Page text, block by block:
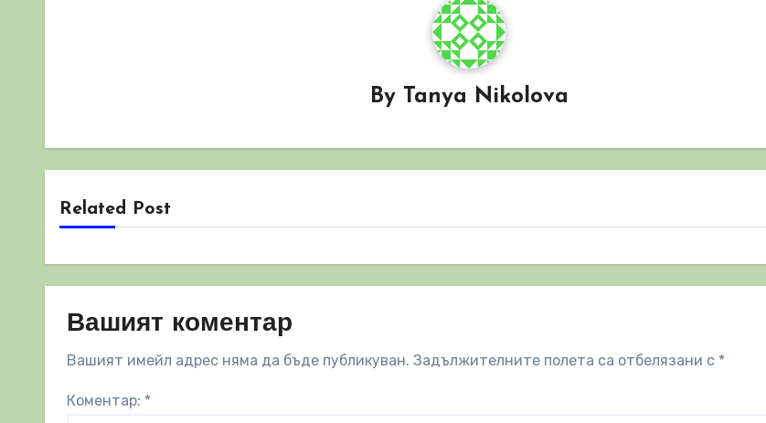
By Tanya Nikolova
Related Post
Вашият коментар
Вашият имейл адрес няма да бъде публикуван. Задължителните полета са отбелязани с *
Коментар: *